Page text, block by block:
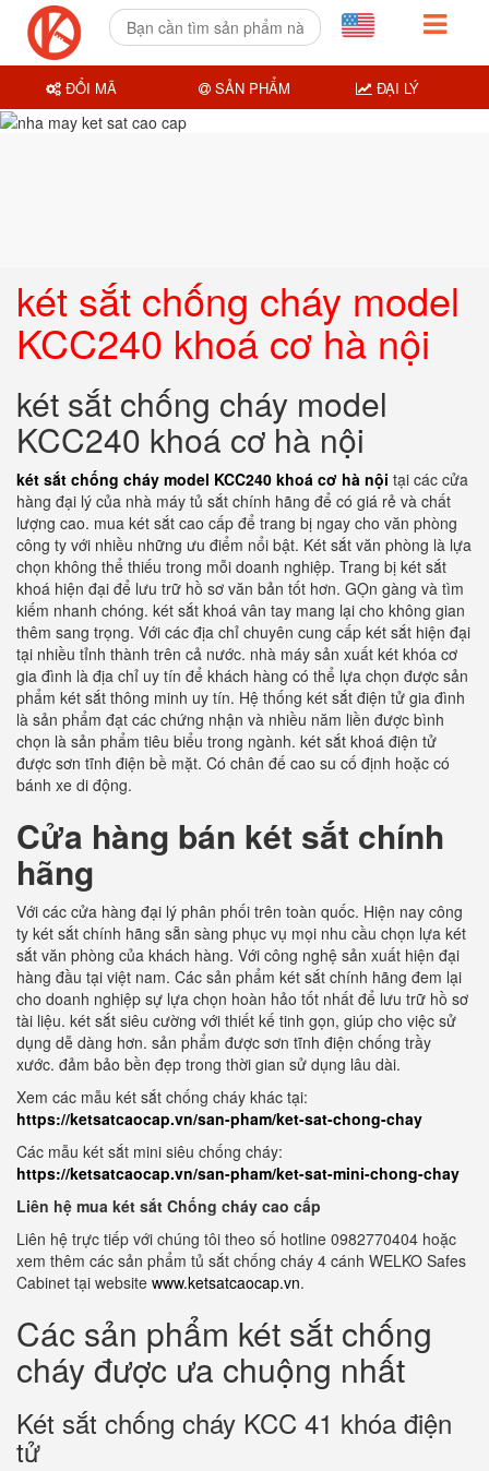
két sắt chống cháy model
KCC240 khoá cơ hà nội
két sắt chống cháy model
KCC240 khoá cơ hà nội
két sắt chống cháy model KCC240 khoá cơ hà nội tại các cửa
hàng đại lý của nhà máy tủ sắt chính hãng để có giá rẻ và chất
lượng cao. mua két sắt cao cấp để trang bị ngay cho văn phòng
công ty với nhiều những ưu điểm nổi bật. Két sắt văn phòng là lựa
chọn không thể thiếu trong mỗi doanh nghiệp. Trang bị két sắt
khoá hiện đại để lưu trữ hồ sơ văn bản tốt hơn. GỌn gàng và tìm
kiếm nhanh chóng. két sắt khoá vân tay mang lại cho không gian
thêm sang trọng. Với các địa chỉ chuyên cung cấp két sắt hiện đại
tại nhiều tỉnh thành trên cả nước. nhà máy sản xuất két khóa cơ
gia đình là địa chỉ uy tín để khách hàng có thể lựa chọn được sản
phẩm két sắt thông minh uy tín. Hệ thống két sắt điện tử gia đình
là sản phẩm đạt các chứng nhận và nhiều năm liền được bình
chọn là sản phẩm tiêu biểu trong ngành. két sắt khoá điện tử
được sơn tĩnh điện bề mặt. Có chân đế cao su cố định hoặc có
bánh xe di động.
Cửa hàng bán két sắt chính
hãng
Với các cửa hàng đại lý phân phối trên toàn quốc. Hiện nay công
ty két sắt chính hãng sẵn sàng phục vụ mọi nhu cầu chọn lựa két
sắt văn phòng của khách hàng. Với công nghệ sản xuất hiện đại
hàng đầu tại việt nam. Các sản phẩm két sắt chính hãng đem lại
cho doanh nghiệp sự lựa chọn hoàn hảo tốt nhất để lưu trữ hồ sơ
tài liệu. két sắt siêu cường với thiết kế tinh gọn, giúp cho việc sử
dụng dễ dàng hơn. sản phẩm được sơn tĩnh điện chống trầy
xước. đảm bảo bền đẹp trong thời gian sử dụng lâu dài.
Xem các mẫu két sắt chống cháy khác tại:
https://ketsatcaocap.vn/san-pham/ket-sat-chong-chay
Các mẫu két sắt mini siêu chống cháy:
https://ketsatcaocap.vn/san-pham/ket-sat-mini-chong-chay
Liên hệ mua két sắt Chống cháy cao cấp
Liên hệ trực tiếp với chúng tôi theo số hotline 0982770404 hoặc
xem thêm các sản phẩm tủ sắt chống cháy 4 cánh WELKO Safes
Cabinet tại website www.ketsatcaocap.vn.
Các sản phẩm két sắt chống
cháy được ưa chuộng nhất
Két sắt chống cháy KCC 41 khóa điện
tử
ĐỔI MÃ SẢN PHẨM ĐẠI LÝ